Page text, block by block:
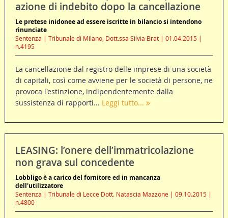
azione di indebito dopo la cancellazione
Le pretese inidonee ad essere iscritte in bilancio si intendono
rinunciate
Sentenza | Tribunale di Milano, Dott.ssa Silvia Brat | 01.04.2015 |
n.4195
La cancellazione dal registro delle imprese di una società
di capitali, così come avviene per le società di persone, ne
provoca l'estinzione, indipendentemente dalla
sussistenza di rapporti... Leggi tutto...
LEASING: l’onere dell’immatricolazione
non grava sul concedente
Lobbligo è a carico del fornitore ed in mancanza
dell'utilizzatore
Sentenza | Tribunale di Lecce Dott. Natascia Mazzone | 09.10.2015 |
n.4800